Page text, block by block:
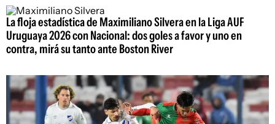
La floja estadística de Maximiliano Silvera en la Liga AUF
Uruguaya 2026 con Nacional: dos goles a favor y uno en
contra, mirá su tanto ante Boston River